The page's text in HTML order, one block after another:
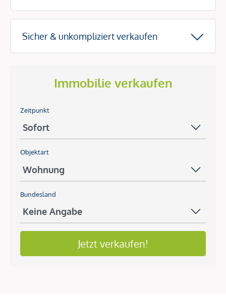
Sicher & unkompliziert verkaufen
Immobilie verkaufen
Zeitpunkt
Objektart
Bundesland
Jetzt verkaufen!